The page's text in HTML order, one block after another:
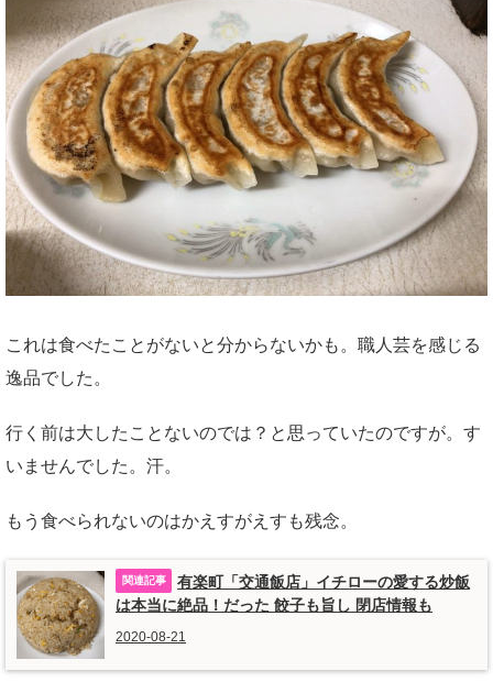
これは食べたことがないと分からないかも。職人芸を感じる
逸品でした。
行く前は大したことないのでは？と思っていたのですが。す
いませんでした。汗。
もう食べられないのはかえすがえすも残念。
有楽町「交通飯店」イチローの愛する炒飯
は本当に絶品！だった 餃子も旨し 閉店情報も
2020-08-21